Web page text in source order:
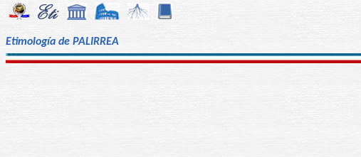
Etimología de PALIRREA